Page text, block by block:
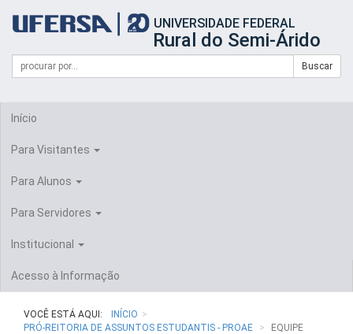
portal
UFERSA
UNIVERSIDADE FEDERAL
Rural do Semi-Árido
Formulário
Busca
Campo
de
Buscar
Início
Para Visitantes
Para Alunos
Para Servidores
Institucional
Acesso à Informação
VOCÊ ESTÁ AQUI:
INÍCIO
PRÓ-REITORIA DE ASSUNTOS ESTUDANTIS - PROAE
EQUIPE